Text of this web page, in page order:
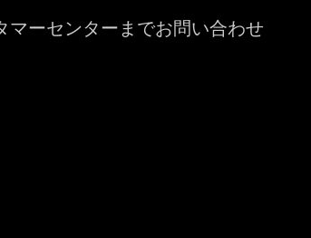
マーセンターまでお問い合わせ